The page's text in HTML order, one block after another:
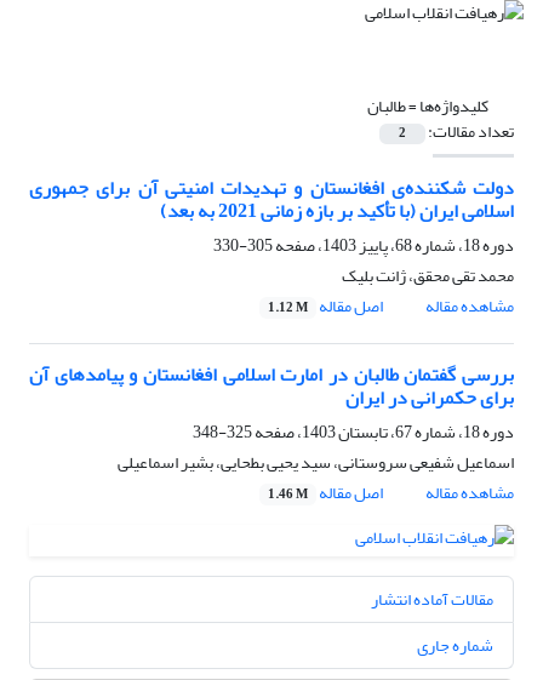
کلیدواژه‌ها =طالبان
تعداد مقالات: 2
دولت شکننده‌ی افغانستان و تهدیدات امنیتی آن برای جمهوری
اسلامی ایران (با تأکید بر بازه زمانی 2021 به بعد)
دوره 18، شماره 68، پاییز 1403، صفحه
305-330
محمد تقی محقق، ژانت بلیک
مشاهده مقاله
اصل مقاله 1.12 M
بررسی گفتمان طالبان در امارت اسلامی افغانستان و پیامدهای آن
برای حکمرانی در ایران
دوره 18، شماره 67، تابستان 1403، صفحه
325-348
اسماعیل شفیعی سروستانی، سید یحیی بطحایی، بشیر اسماعیلی
مشاهده مقاله
اصل مقاله 1.46 M
مقالات آماده انتشار
شماره جاری